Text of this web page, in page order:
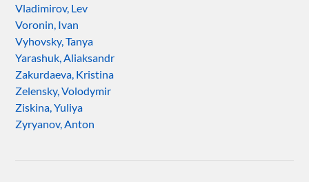
Vladimirov, Lev
Voronin, Ivan
Vyhovsky, Tanya
Yarashuk, Aliaksandr
Zakurdaeva, Kristina
Zelensky, Volodymir
Ziskina, Yuliya
Zyryanov, Anton